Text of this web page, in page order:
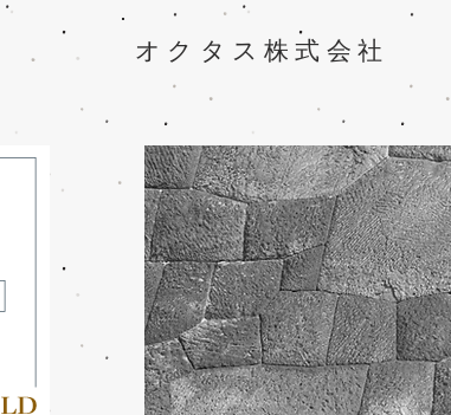
オクタス株式会社